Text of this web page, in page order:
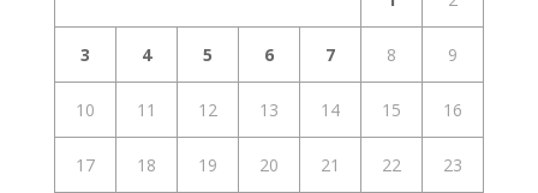
3 4 5 6 7 8 9
10 11 12 13 14 15 16
17 18 19 20 21 22 23